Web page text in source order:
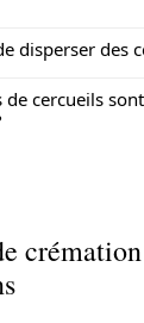
disperser des
de cercueils